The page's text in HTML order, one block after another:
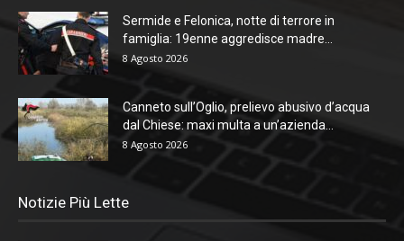
Sermide e Felonica, notte di terrore in
famiglia: 19enne aggredisce madre...
8 Agosto 2026
Canneto sull’Oglio, prelievo abusivo d’acqua
dal Chiese: maxi multa a un’azienda...
8 Agosto 2026
Notizie Più Lette